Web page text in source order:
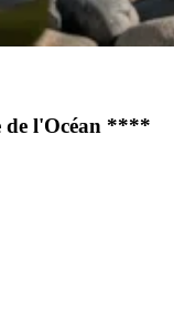
de l'Océan ****